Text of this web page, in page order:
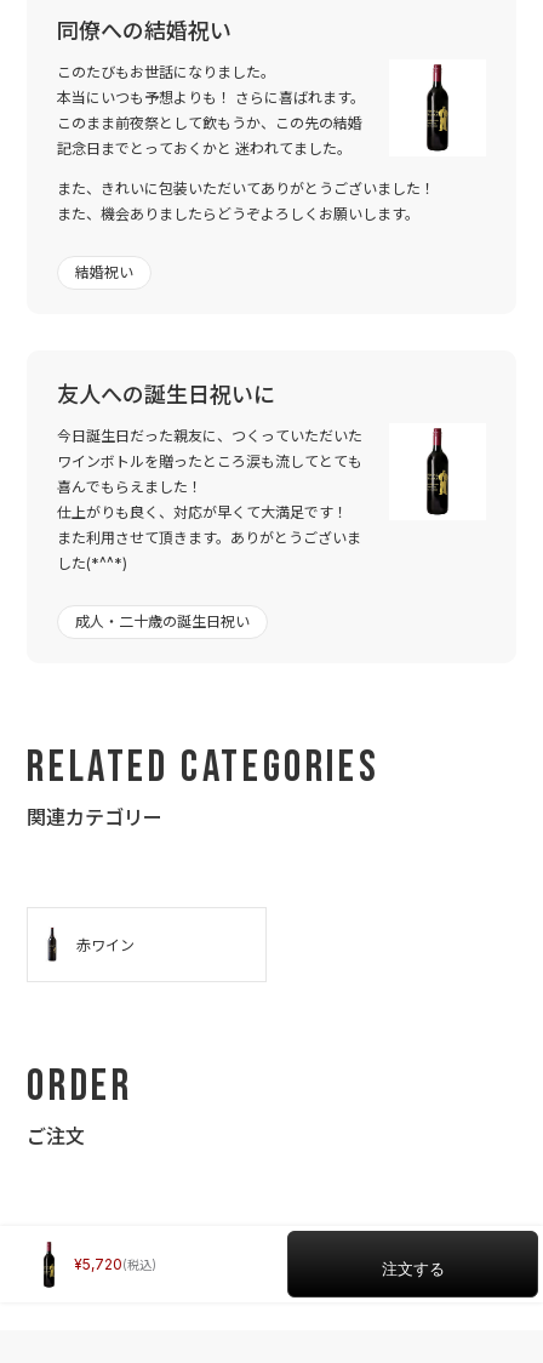
同僚への結婚祝い
このたびもお世話になりました。
本当にいつも予想よりも！ さらに喜ばれます。
このまま前夜祭として飲もうか、この先の結婚
記念日までとっておくかと 迷われてました。
また、きれいに包装いただいてありがとうございました！
また、機会ありましたらどうぞよろしくお願いします。
結婚祝い
友人への誕生日祝いに
今日誕生日だった親友に、つくっていただいた
ワインボトルを贈ったところ涙も流してとても
喜んでもらえました！
仕上がりも良く、対応が早くて大満足です！
また利用させて頂きます。ありがとうございま
した(*^^*)
成人・二十歳の誕生日祝い
Related Categories
関連カテゴリー
赤ワイン
Order
ご注文
5,720